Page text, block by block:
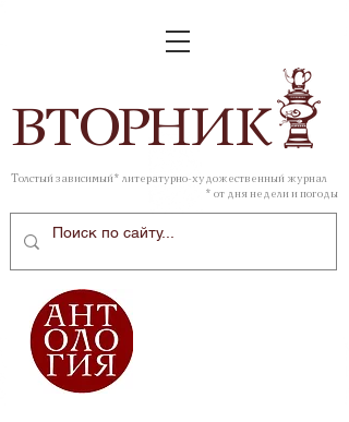
ВТОРНИК
Толстый зависимый* литературно-художественный журнал
* от дня недели и погоды